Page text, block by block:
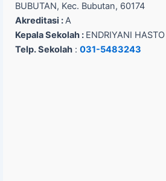
BUBUTAN, Kec. Bubutan, 60174
Akreditasi :A
Kepala Sekolah : ENDRIYANI
Telp. Sekolah : 031-5483243